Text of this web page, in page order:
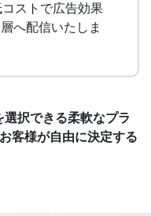
ストで広告効果
へ配信いたしま
選択できる柔軟なプラ
客様が自由に決定する